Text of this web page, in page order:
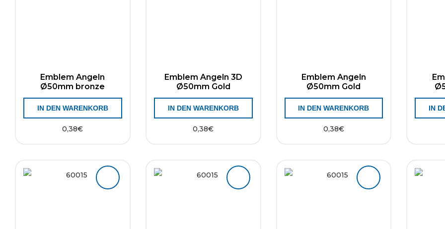
Emblem Angeln
Ø50mm bronze
0,38€
IN DEN WARENKORB
Emblem Angeln 3D
Ø50mm Gold
0,38€
IN DEN WARENKORB
Emblem Angeln
Ø50mm Gold
0,38€
IN DEN WARENKORB IN